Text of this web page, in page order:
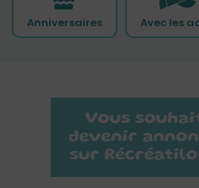
Anniversaires Avec les